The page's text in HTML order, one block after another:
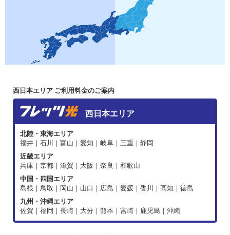
西日本エリア ご利用料金のご案内
西日本エリア
北陸・東海エリア
福井｜石川｜富山｜愛知｜岐阜｜三重｜静岡
近畿エリア
兵庫｜京都｜滋賀｜大阪｜奈良｜和歌山
中国・四国エリア
島根｜鳥取｜岡山｜山口｜広島｜愛媛｜香川｜高知｜徳島
九州・沖縄エリア
佐賀｜福岡｜長崎｜大分｜熊本｜宮崎｜鹿児島｜沖縄